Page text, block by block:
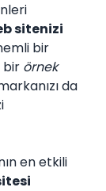
sitenizi
bir
bir örnek
da
en etkili